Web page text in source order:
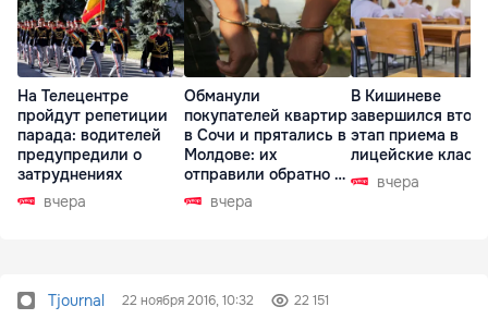
На Телецентре
пройдут репетиции
парада: водителей
предупредили о
затруднениях
вчера
Обманули
покупателей квартир
в Сочи и прятались в
Молдове: их
отправили обратно в
РФ вчера
В Кишиневе
завершился
этап приема в
лицейские
вчера
Tjournal 22 ноября 2016, 10:32 22 151